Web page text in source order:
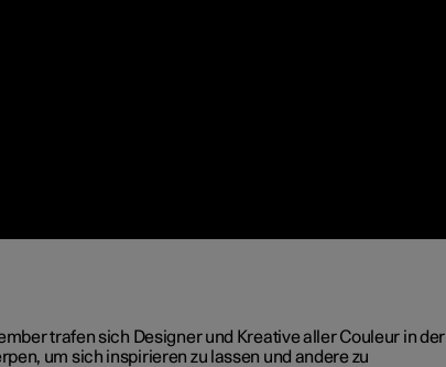
trafen sich Designer und Kreative aller Couleur in der
um sich inspirieren zu lassen und andere zu